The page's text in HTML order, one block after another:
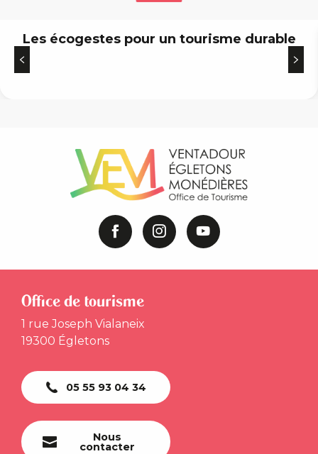
Les écogestes pour un tourisme durable
Office de tourisme
1 rue Joseph Vialaneix
19300 Égletons
05 55 93 04 34
Nous
contacter